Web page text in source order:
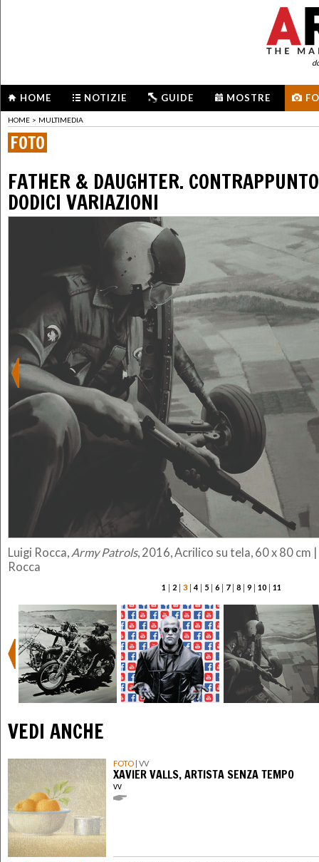
HOME NOTIZIE GUIDE MOSTRE
HOME > MULTIMEDIA
FOTO
FATHER & DAUGHTER.
DODICI VARIAZIONI
Luigi Rocca, Army Patrols, 2016, Acrilico su tela, 60 x 80 cm
Rocca
1 | 2 | 3 | 4 | 5 | 6 | 7| 8 | 9 | 10 | 11
VEDI ANCHE
FOTO | VV
XAVIER VALLS, ARTISTA SENZA TEMPO
vv